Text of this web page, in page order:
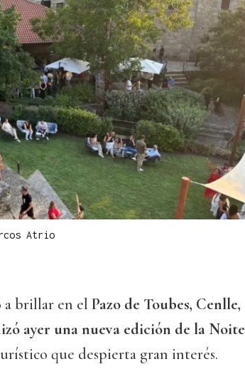
Atrio
a brillar en el Pazo de Toubes, Cenlle,
ayer una nueva edición de la Noite
que despierta gran interés.